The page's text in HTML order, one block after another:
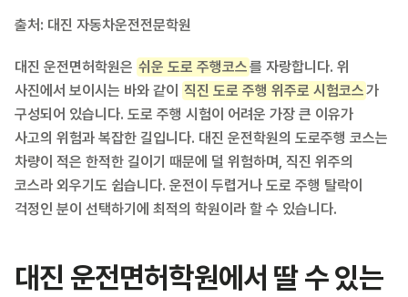
출처: 대진 자동차운전전문학원
대진 운전면허학원은 쉬운 도로 주행코스를 자랑합니다. 위
사진에서 보이시는 바와 같이 직진 도로 주행 위주로 시험코스가
구성되어 있습니다. 도로 주행 시험이 어려운 가장 큰 이유가
사고의 위험과 복잡한 길입니다. 대진 운전학원의 도로주행 코스는
차량이 적은 한적한 길이기 때문에 덜 위험하며, 직진 위주의
코스라 외우기도 쉽습니다. 운전이 두렵거나 도로 주행 탈락이
걱정인 분이 선택하기에 최적의 학원이라 할 수 있습니다.
대진 운전면허학원에서 딸 수 있는